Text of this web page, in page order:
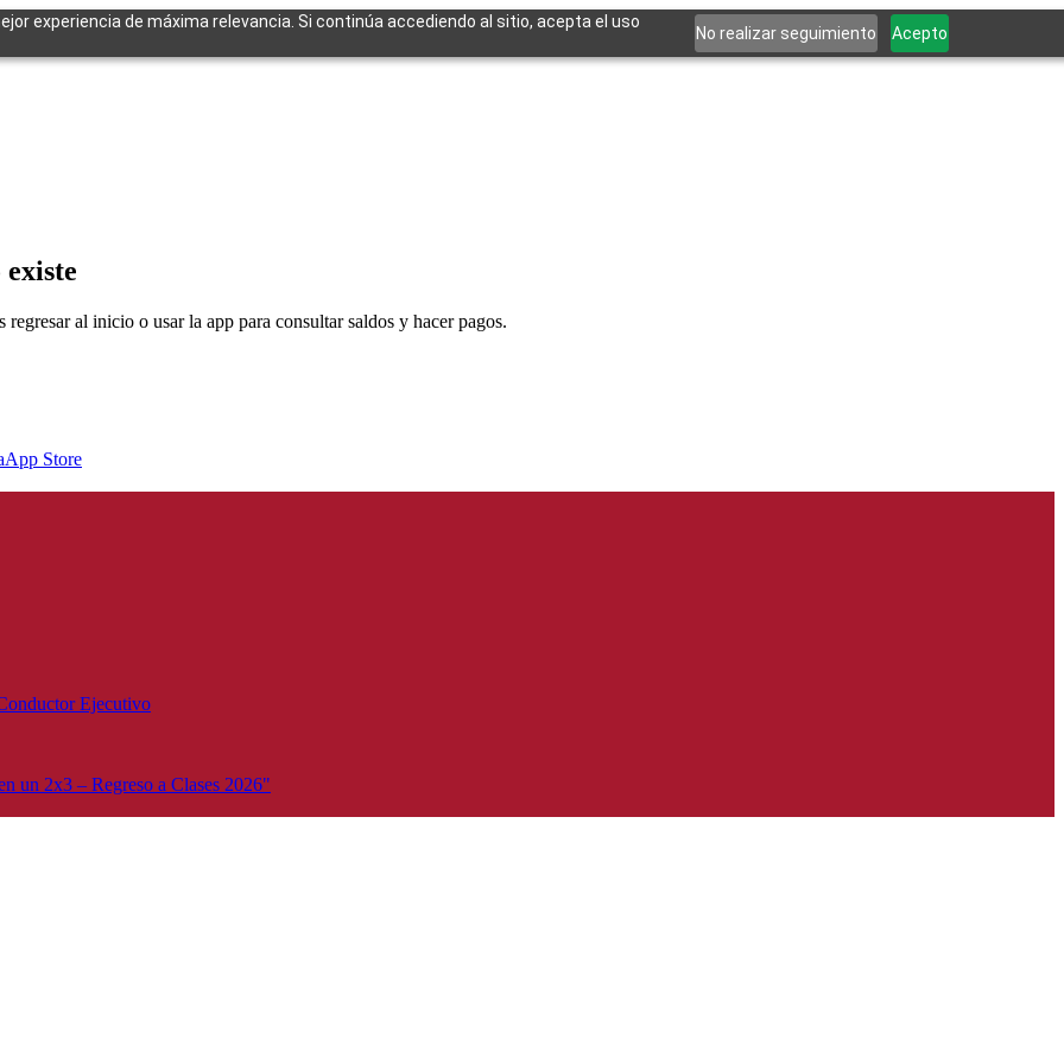
experiencia de máxima relevancia. Si continúa accediendo al sitio, acepta el uso
No realizar seguimiento Acepto
al inicio o usar la app para consultar saldos y hacer pagos.
App Store
Ejecutivo
un 2x3 – Regreso a Clases 2026"